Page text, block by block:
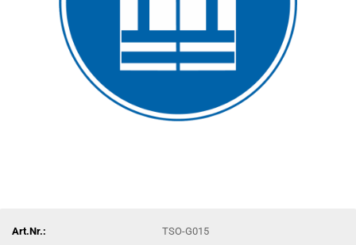
Art.Nr.:
TSO-G015